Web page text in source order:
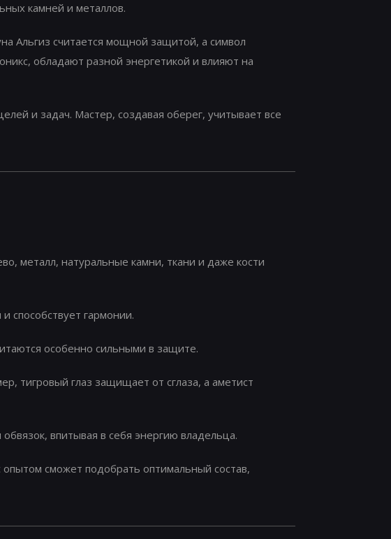
камней и металлов.
Альгиз считается мощной защитой, а символ
обладают разной энергетикой и влияют на
и задач. Мастер, создавая оберег, учитывает все
металл, натуральные камни, ткани и даже кости
способствует гармонии.
особенно сильными в защите.
тигровый глаз защищает от сглаза, а аметист
впитывая в себя энергию владельца.
сможет подобрать оптимальный состав,